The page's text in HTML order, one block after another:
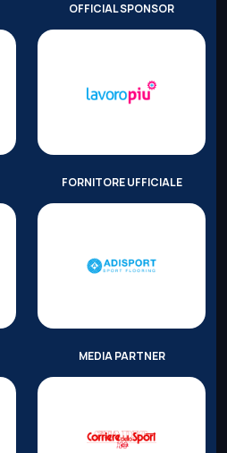
OFFICIAL SPONSOR
FORNITORE UFFICIALE
MEDIA PARTNER